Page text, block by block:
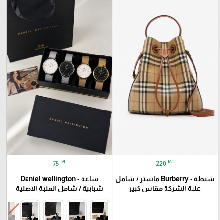
220 ₪
شنطة - Burberry ماستر / شامل
علبة الشركة مقاس كبير
75 ₪
ساعة - Daniel wellington
شبابية / شامل العلبة الاصلية